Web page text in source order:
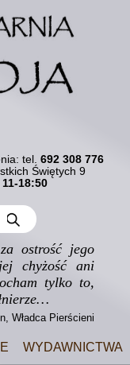
tel. 692 308 776
Świętych 9
11-18:50
ostrość jego
chyżość ani
tylko to,
Władca Pierścieni
Wydawnictwa